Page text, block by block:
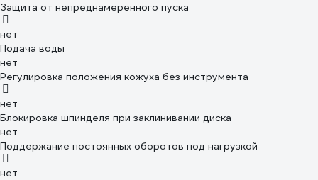
Защита от непреднамеренного пуска
нет
Подача воды
нет
Регулировка положения кожуха без инструмента
нет
Блокировка шпинделя при заклинивании диска
нет
Поддержание постоянных оборотов под нагрузкой
нет